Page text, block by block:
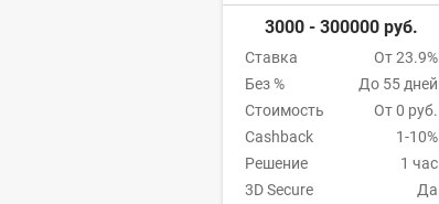
3000 - 300000 руб.
Ставка
От 23.9%
Без %
До 55 дней
Стоимость
От 0 руб.
Cashback
1-10%
Решение
1 час
3D Secure
Да